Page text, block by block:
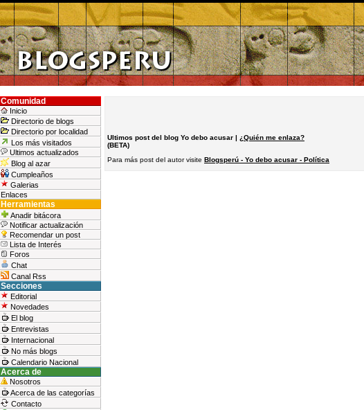
Comunidad
Inicio
Directorio de blogs
Directorio por localidad
Los más visitados
Ultimos actualizados
Blog al azar
Cumpleaños
Galerias
Enlaces
Herramientas
Anadir bitácora
Notificar actualización
Recomendar un post
Lista de Interés
Foros
Chat
Canal Rss
Secciones
Editorial
Novedades
El blog
Entrevistas
Internacional
No más blogs
Calendario Nacional
Acerca de
Nosotros
Acerca de las categorías
Contacto
Ultimos post del blog Yo debo acusar | ¿Quién me enlaza?
(BETA)
Para más post del autor visite Blogsperú - Yo debo acusar - Política